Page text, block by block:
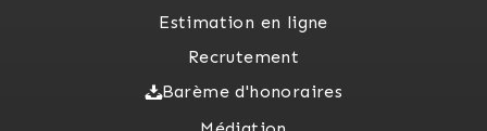
Estimation en ligne
Recrutement
Barème d'honoraires